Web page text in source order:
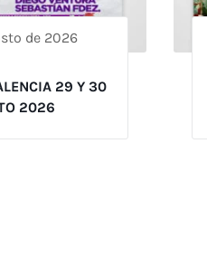
de 2026
29 Y 30
2026